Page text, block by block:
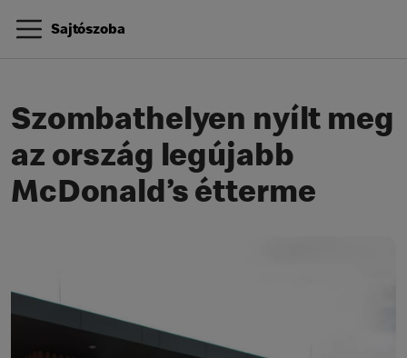
Sajtószoba
Szombathelyen nyílt meg
az ország legújabb
McDonald’s étterme